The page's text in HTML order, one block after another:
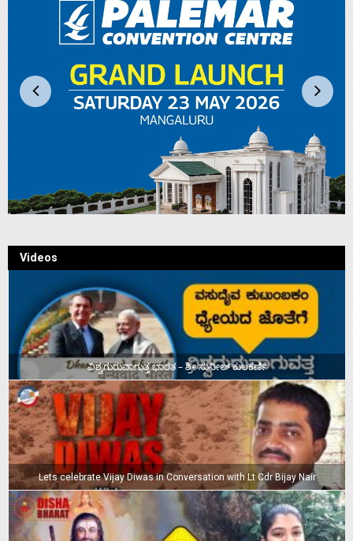
Videos
ವಿಶ್ವಗುರುವಾಗುತ್ತ ಭಾರತ – ಶ್ರೀ ಸುನೀಲ್‌ ಕುಲಕರ್ಣಿ
Lets celebrate Vijay Diwas in Conversation with Lt Cdr Bijay Nair